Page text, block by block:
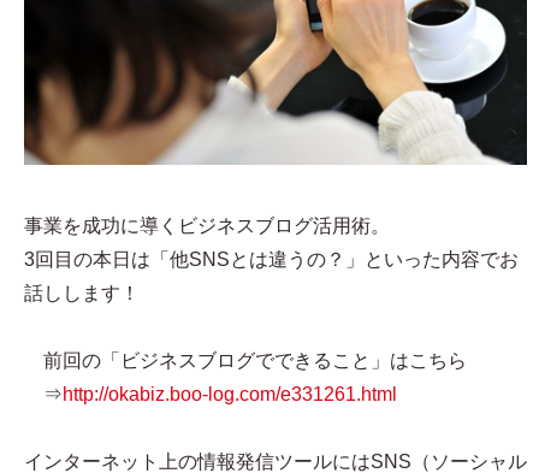
事業を成功に導くビジネスブログ活用術。
3回目の本日は「他SNSとは違うの？」といった内容でお
話しします！
前回の「ビジネスブログでできること」はこちら
⇒http://okabiz.boo-log.com/e331261.html
インターネット上の情報発信ツールにはSNS（ソーシャル